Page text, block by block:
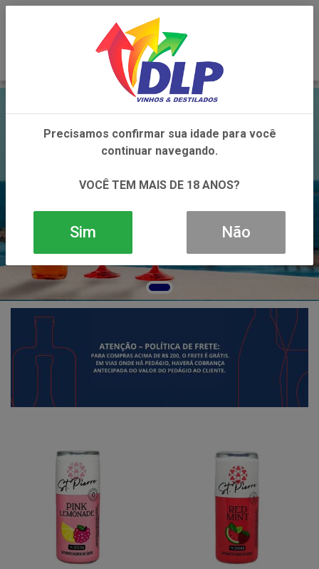
Precisamos confirmar sua idade para você
continuar navegando.
VOCÊ TEM MAIS DE 18 ANOS?
Sim Não